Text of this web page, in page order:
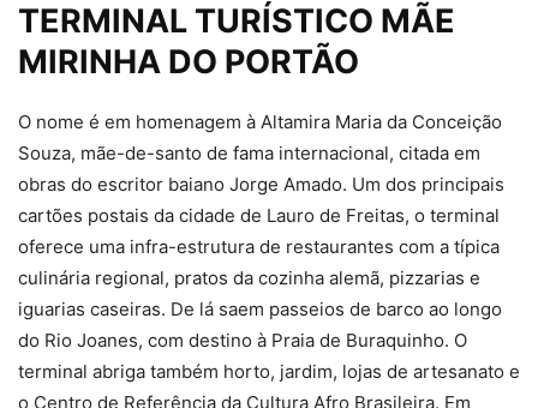
TERMINAL TURÍSTICO MÃE
MIRINHA DO PORTÃO
O nome é em homenagem à Altamira Maria da Conceição
Souza, mãe-de-santo de fama internacional, citada em
obras do escritor baiano Jorge Amado. Um dos principais
cartões postais da cidade de Lauro de Freitas, o terminal
oferece uma infra-estrutura de restaurantes com a típica
culinária regional, pratos da cozinha alemã, pizzarias e
iguarias caseiras. De lá saem passeios de barco ao longo
do Rio Joanes, com destino à Praia de Buraquinho. O
terminal abriga também horto, jardim, lojas de artesanato e
o Centro de Referência da Cultura Afro Brasileira. Em